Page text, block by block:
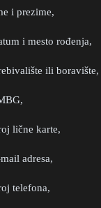
i prezime,
i mesto rođenja,
ili boravište,
lične karte,
adresa,
telefona,